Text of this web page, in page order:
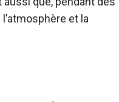
et la